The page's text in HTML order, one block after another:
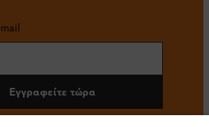
Εγγραφείτε τώρα